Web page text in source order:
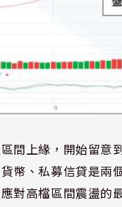
間上緣，開始留意
幣、私募信貸是兩
對高檔區間震盪的